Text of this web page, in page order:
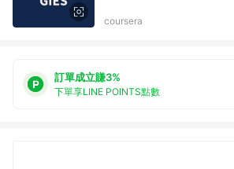
coursera
訂單成立賺3%
下單享LINE POINTS點數